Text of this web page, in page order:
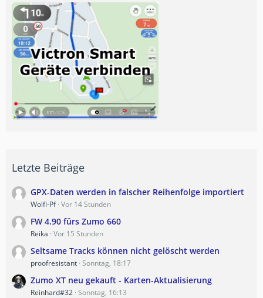
Letzte Beiträge
GPX-Daten werden in falscher Reihenfolge importiert
Wolfi-Pf Vor 14 Stunden
FW 4.90 fürs Zumo 660
Reika Vor 15 Stunden
Seltsame Tracks können nicht gelöscht werden
proofresistant Sonntag, 18:17
Zumo XT neu gekauft - Karten-Aktualisierung
Reinhard#32 Sonntag, 16:13